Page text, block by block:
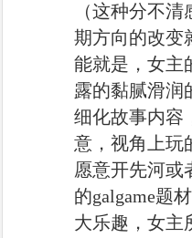
（这种分不
期方向的改变
能就是，女主
露的黏腻滑润
细化故事内容
意，视角上玩
愿意开先河或
的galgame题
大乐趣，女主